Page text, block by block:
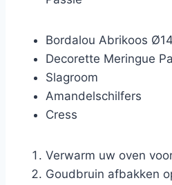
Bordalou Abrikoos
Decorette Meringue
Slagroom
Amandelschilfers
Cress
Verwarm uw oven
Goudbruin afbakken